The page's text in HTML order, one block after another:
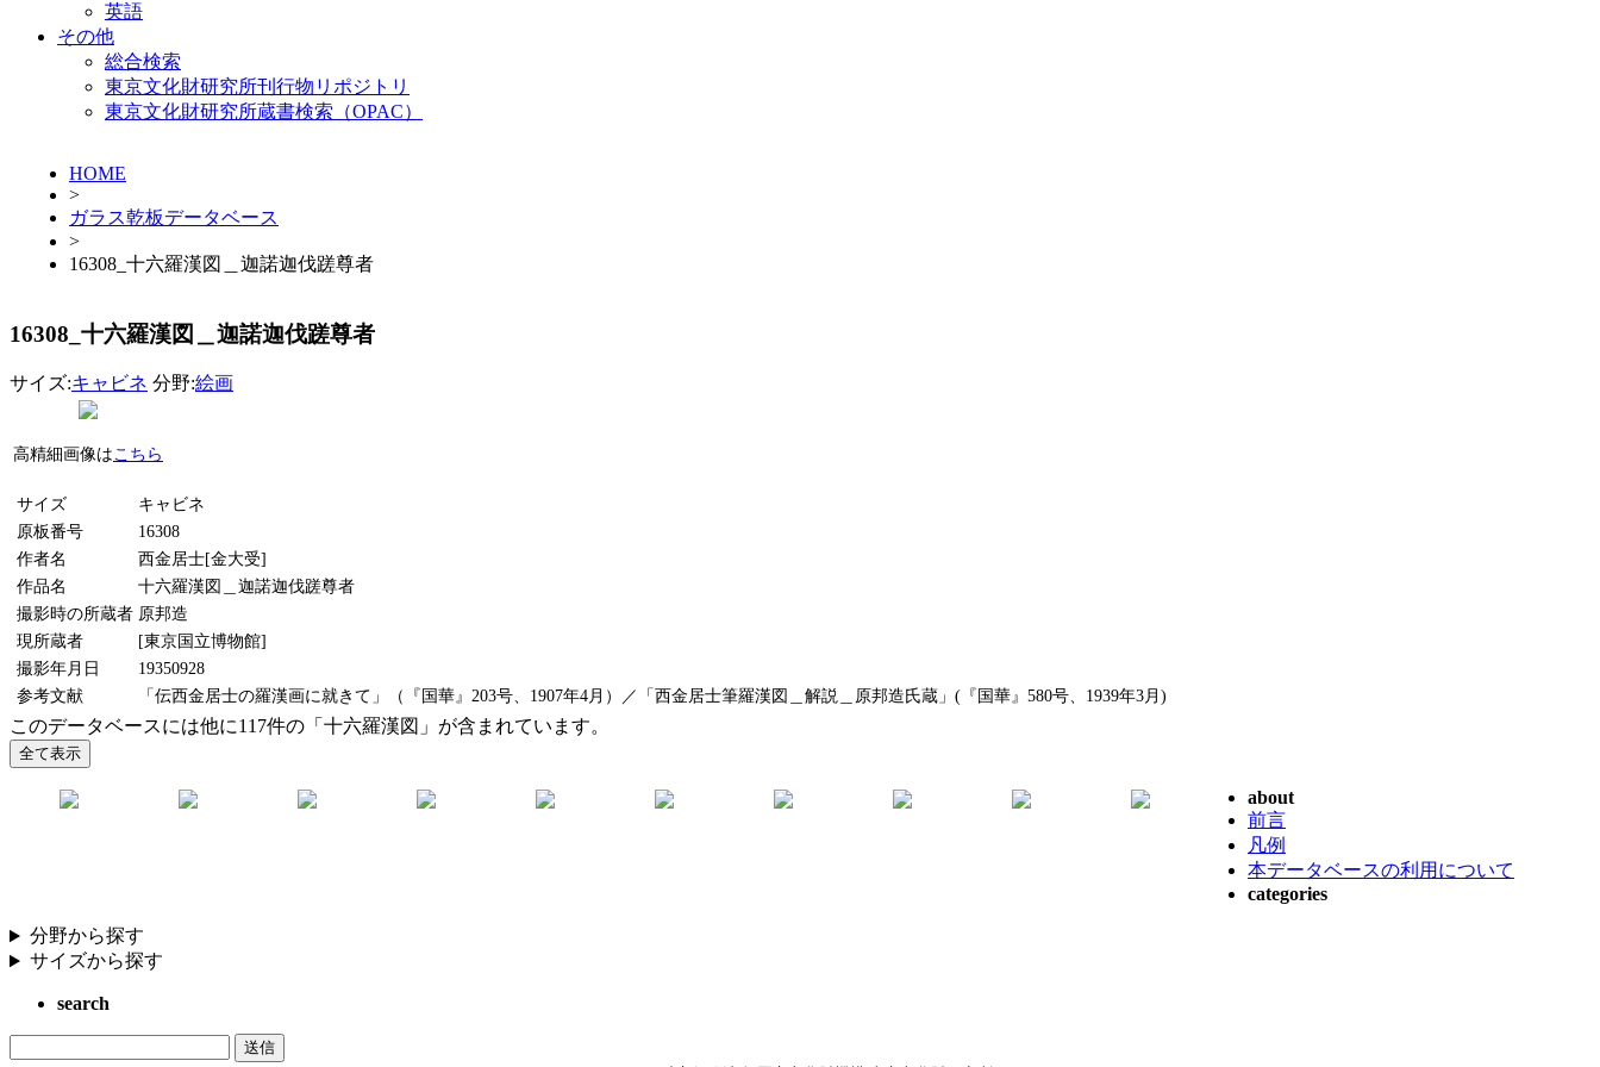
英語
その他
総合検索
東京文化財研究所刊行物リポジトリ
東京文化財研究所蔵書検索（OPAC）
HOME
>
ガラス乾板データベース
>
16308_十六羅漢図＿迦諾迦伐蹉尊者
16308_十六羅漢図＿迦諾迦伐蹉尊者
サイズ:キャビネ 分野:絵画
高精細画像はこちら
サイズ
キャビネ
原板番号
16308
作者名
西金居士[金大受]
作品名
十六羅漢図＿迦諾迦伐蹉尊者
撮影時の所蔵者 原邦造
現所蔵者
[東京国立博物館]
撮影年月日
19350928
参考文献
「伝西金居士の羅漢画に就きて」（『国華』203号、1907年4月）／「西金居士筆羅漢図＿解説＿原邦造氏蔵」(『国華』580号、1939年3月)
このデータベースには他に117件の「十六羅漢図」が含まれています。
about
前言
凡例
本データベースの利用について
categories
分野から探す
サイズから探す
search